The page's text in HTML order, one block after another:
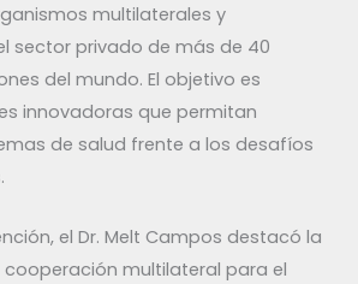
multilaterales y
sector privado de más de 40
del mundo. El objetivo es
innovadoras que permitan
de salud frente a los desafíos
el Dr. Melt Campos destacó la
multilateral para el